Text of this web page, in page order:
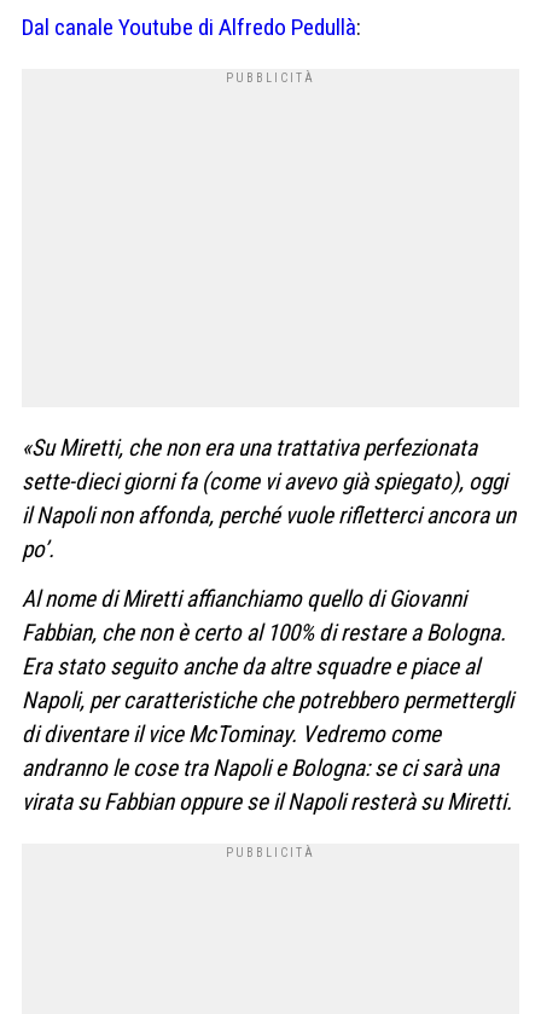
Dal canale Youtube di Alfredo Pedullà:
«SuMiretti, chenon era una trattativa perfezionata
sette-dieci giorni fa(come vi avevo già spiegato), oggi
ilNapoli non affonda, perché vuole rifletterci ancora un
po’.
Al nome di Mirettiaffianchiamo quello di Giovanni
Fabbian, chenon è certo al 100% di restare a Bologna.
Era stato seguito anche da altre squadre epiace al
Napoli, per caratteristiche chepotrebbero permettergli
di diventare il vice McTominay. Vedremocome
andranno le cose tra Napoli e Bologna: se ci sarà una
virata su Fabbian oppure se il Napoliresterà su Miretti.